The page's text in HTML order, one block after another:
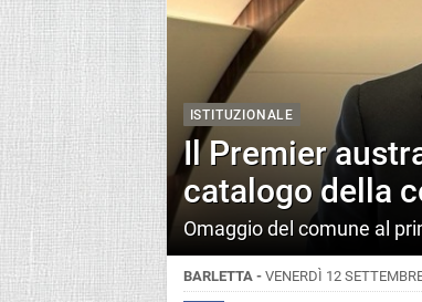
ISTITUZIONALE
Il Premier
catalogo della
Omaggio del comune al
BARLETTA - VENERDÌ 12